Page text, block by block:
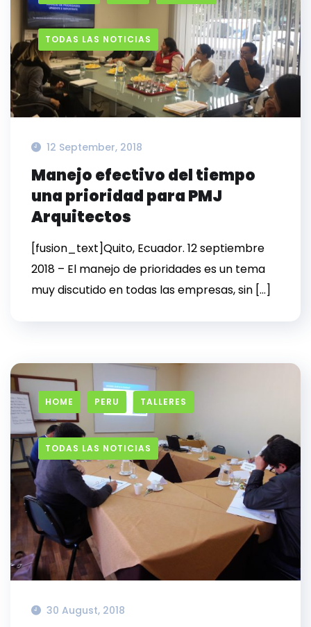
TODAS LAS NOTICIAS
12 September, 2018
Manejo efectivo del tiempo
una prioridad para PMJ
Arquitectos
[fusion_text]Quito, Ecuador. 12 septiembre
2018 – El manejo de prioridades es un tema
muy discutido en todas las empresas, sin […]
HOME PERU TALLERES
TODAS LAS NOTICIAS
30 August, 2018